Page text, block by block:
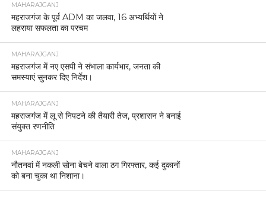
MAHARAJGANJ
महराजगंज के पूर्व ADM का जलवा, 16 अभ्यर्थियों ने
लहराया सफलता का परचम
MAHARAJGANJ
महराजगंज में नए एसपी ने संभाला कार्यभार, जनता की
समस्याएं सुनकर दिए निर्देश।
MAHARAJGANJ
महराजगंज में लू से निपटने की तैयारी तेज, प्रशासन ने बनाई
संयुक्त रणनीति
MAHARAJGANJ
नौतनवां में नकली सोना बेचने वाला ठग गिरफ्तार, कई दुकानों
को बना चुका था निशाना।